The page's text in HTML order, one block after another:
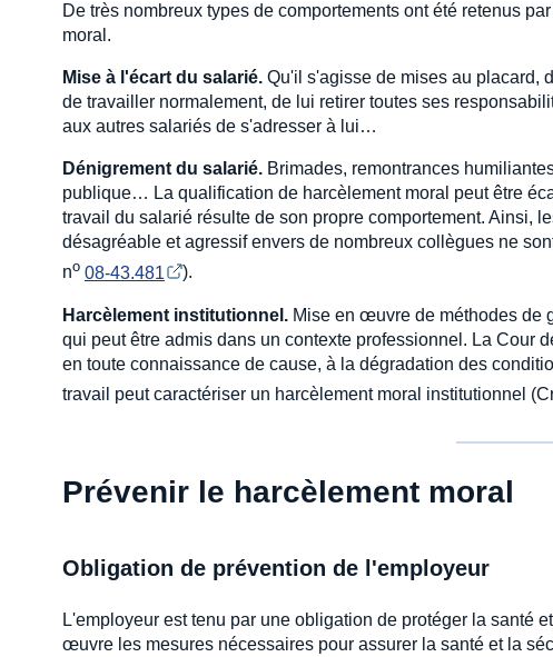
De très nombreux types de comportements ont été retenus
moral.
Mise à l'écart du salarié. Qu'il s'agisse de mises au placard,
de travailler normalement, de lui retirer toutes ses
aux autres salariés de s'adresser à lui…
Dénigrement du salarié. Brimades, remontrances
publique… La qualification de harcèlement moral peut être
travail du salarié résulte de son propre comportement. Ainsi,
désagréable et agressif envers de nombreux collègues ne
no 08-43.481 ).
Harcèlement institutionnel. Mise en œuvre de méthodes de
qui peut être admis dans un contexte professionnel. La Cour
en toute connaissance de cause, à la dégradation des
travail peut caractériser un harcèlement moral institutionnel
Prévenir le harcèlement moral
Obligation de prévention de l'employeur
L'employeur est tenu par une obligation de protéger la santé
œuvre les mesures nécessaires pour assurer la santé et la